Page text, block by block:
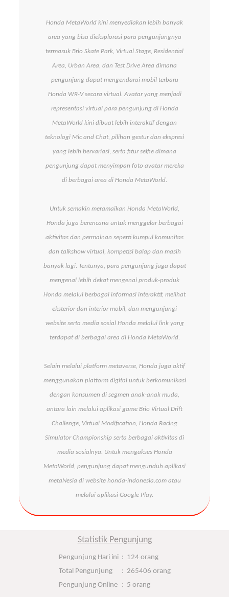
Honda MetaWorld kini menyediakan lebih banyak
area yang bisa dieksplorasi para pengunjungnya
termasuk Brio Skate Park, Virtual Stage, Residential
Area, Urban Area, dan Test Drive Area dimana
pengunjung dapat mengendarai mobil terbaru
Honda WR-V secara virtual. Avatar yang menjadi
representasi virtual para pengunjung di Honda
MetaWorld kini dibuat lebih interaktif dengan
teknologi Mic and Chat, pilihan gestur dan ekspresi
yang lebih bervariasi, serta fitur selfie dimana
pengunjung dapat menyimpan foto avatar mereka
di berbagai area di Honda MetaWorld.
Untuk semakin meramaikan Honda MetaWorld,
Honda juga berencana untuk menggelar berbagai
aktivitas dan permainan seperti kumpul komunitas
dan talkshow virtual, kompetisi balap dan masih
banyak lagi. Tentunya, para pengunjung juga dapat
mengenal lebih dekat mengenai produk-produk
Honda melalui berbagai informasi interaktif, melihat
eksterior dan interior mobil, dan mengunjungi
website serta media sosial Honda melalui link yang
terdapat di berbagai area di Honda MetaWorld.
Selain melalui platform metaverse, Honda juga aktif
menggunakan platform digital untuk berkomunikasi
dengan konsumen di segmen anak-anak muda,
antara lain melalui aplikasi game Brio Virtual Drift
Challenge, Virtual Modification, Honda Racing
Simulator Championship serta berbagai aktivitas di
media sosialnya. Untuk mengakses Honda
MetaWorld, pengunjung dapat mengunduh aplikasi
metaNesia di website honda-indonesia.com atau
melalui aplikasi Google Play.
Statistik Pengunjung
Pengunjung Hari ini: 124 orang
Total Pengunjung
: 265406 orang
Pengunjung Online
: 5 orang